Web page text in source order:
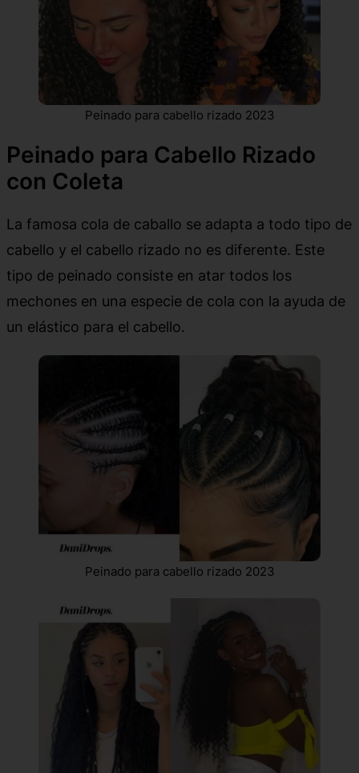
Peinado para cabello rizado 2023
Peinado para Cabello Rizado
con Coleta
La famosa cola de caballo se adapta a todo tipo de
cabello y el cabello rizado no es diferente. Este
tipo de peinado consiste en atar todos los
mechones en una especie de cola con la ayuda de
un elástico para el cabello.
Peinado para cabello rizado 2023